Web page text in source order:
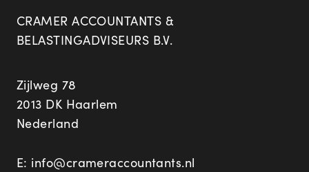
CRAMER ACCOUNTANTS &
BELASTINGADVISEURS B.V.
Zijlweg 78
2013 DK Haarlem
Nederland
E: info@crameraccountants.nl